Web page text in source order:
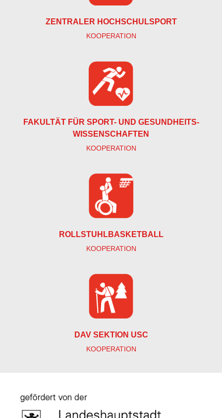
ZENTRALER HOCHSCHULSPORT
KOOPERATION
FAKULTÄT FÜR SPORT- UND GESUNDHEITS­
WISSENSCHAFTEN
KOOPERATION
ROLLSTUHLBASKETBALL
KOOPERATION
DAV SEKTION USC
KOOPERATION